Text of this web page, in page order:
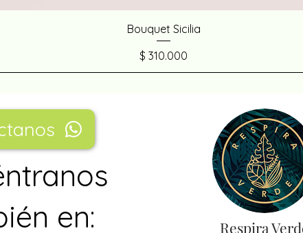
Bouquet Sicilia
Precio
$ 310.000
en:
Respira